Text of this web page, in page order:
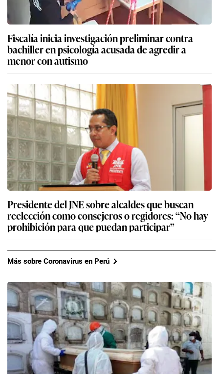
Fiscalía inicia investigación preliminar contra
bachiller en psicología acusada de agredir a
menor con autismo
Presidente del JNE sobre alcaldes que buscan
reelección como consejeros o regidores: “No hay
prohibición para que puedan participar”
Más sobre Coronavirus en Perú